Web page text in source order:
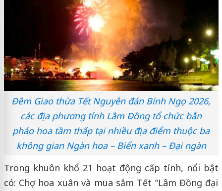
Đêm Giao thừa Tết Nguyên đán Bính Ngọ 2026,
các địa phương tỉnh Lâm Đồng tổ chức bắn
pháo hoa tầm thấp tại nhiều địa điểm thuộc ba
không gian Ngàn hoa – Biển xanh – Đại ngàn
Trong khuôn khổ 21 hoạt động cấp tỉnh, nổi bật
có: Chợ hoa xuân và mua sắm Tết “Lâm Đồng đại